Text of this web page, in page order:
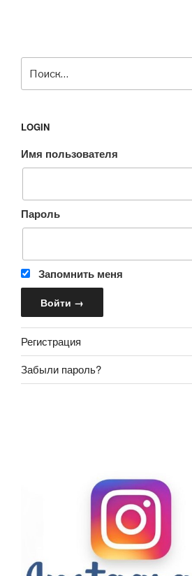
LOGIN
Имя пользователя
Пароль
Запомнить меня
Регистрация
Забыли пароль?